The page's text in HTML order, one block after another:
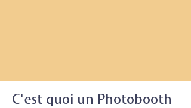
C'est quoi un Photobooth